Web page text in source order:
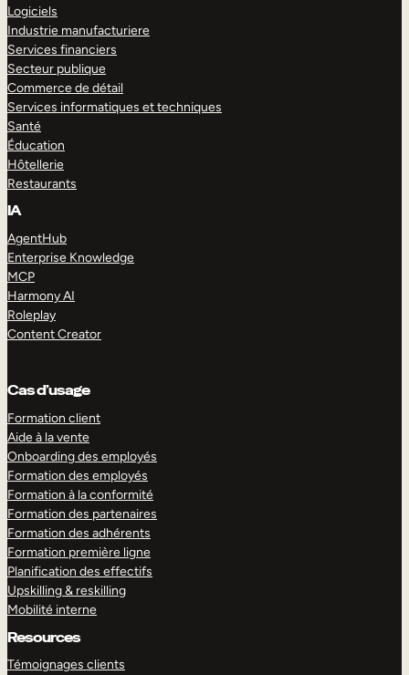
Logiciels
Industrie manufacturiere
Services financiers
Secteur publique
Commerce de détail
Services informatiques et techniques
Santé
Éducation
Hôtellerie
Restaurants
IA
AgentHub
Enterprise Knowledge
MCP
Harmony AI
Roleplay
Content Creator
Cas d’usage
Formation client
Aide à la vente
Onboarding des employés
Formation des employés
Formation à la conformité
Formation des partenaires
Formation des adhérents
Formation première ligne
Planification des effectifs
Upskilling & reskilling
Mobilité interne
Resources
Témoignages clients